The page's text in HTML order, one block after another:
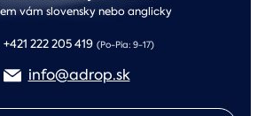
vám slovensky nebo anglicky
+421 222 205 419 (Po-Pia: 9-17)
info@adrop.sk